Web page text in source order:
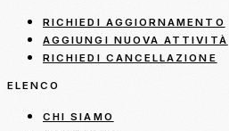
RICHIEDI AGGIORNAMENTO
AGGIUNGI NUOVA ATTIVITÀ
RICHIEDI CANCELLAZIONE
ELENCO
CHI SIAMO